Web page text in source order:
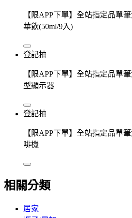
【限APP下單】全站指定品單
華飲(50ml/9入)
登記抽
【限APP下單】全站指定品單
型顯示器
登記抽
【限APP下單】全站指定品單
啡機
相關分類
居家